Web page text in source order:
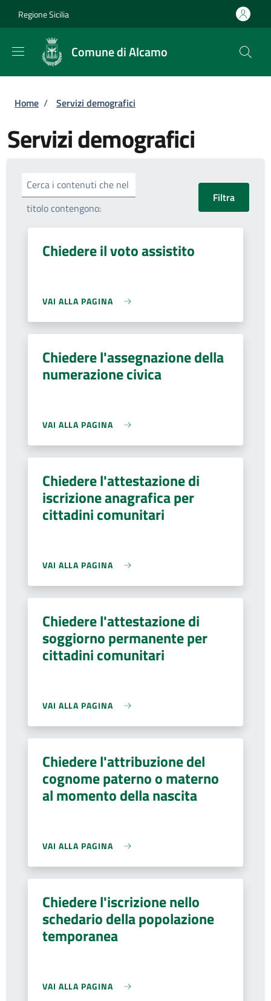
Regione Sicilia
Comune di Alcamo
Briciole di pane
Home / Servizi demografici
Servizi demografici
Cerca i contenuti che nel
titolo contengono:
Chiedere il voto assistito
VAI ALLA PAGINA
Chiedere l'assegnazione della
numerazione civica
VAI ALLA PAGINA
Chiedere l'attestazione di
iscrizione anagrafica per
cittadini comunitari
VAI ALLA PAGINA
Chiedere l'attestazione di
soggiorno permanente per
cittadini comunitari
VAI ALLA PAGINA
Chiedere l'attribuzione del
cognome paterno o materno
al momento della nascita
VAI ALLA PAGINA
Chiedere l'iscrizione nello
schedario della popolazione
temporanea
VAI ALLA PAGINA